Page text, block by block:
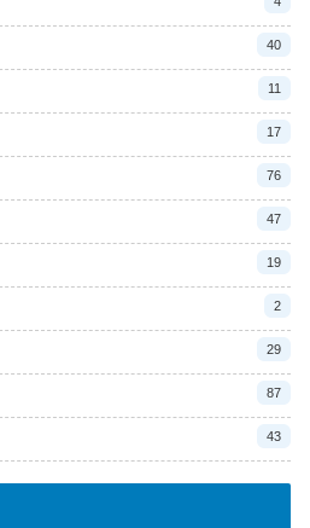
40
11
17
76
47
19
2
29
87
43